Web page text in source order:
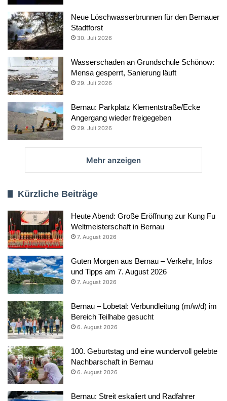
Neue Löschwasserbrunnen für den Bernauer
Stadtforst
30. Juli 2026
Wasserschaden an Grundschule Schönow:
Mensa gesperrt, Sanierung läuft
29. Juli 2026
Bernau: Parkplatz Klementstraße/Ecke
Angergang wieder freigegeben
29. Juli 2026
Mehr anzeigen
Kürzliche Beiträge
Heute Abend: Große Eröffnung zur Kung Fu
Weltmeisterschaft in Bernau
7. August 2026
Guten Morgen aus Bernau – Verkehr, Infos
und Tipps am 7. August 2026
7. August 2026
Bernau – Lobetal: Verbundleitung (m/w/d) im
Bereich Teilhabe gesucht
6. August 2026
100. Geburtstag und eine wundervoll gelebte
Nachbarschaft in Bernau
6. August 2026
Bernau: Streit eskaliert und Radfahrer